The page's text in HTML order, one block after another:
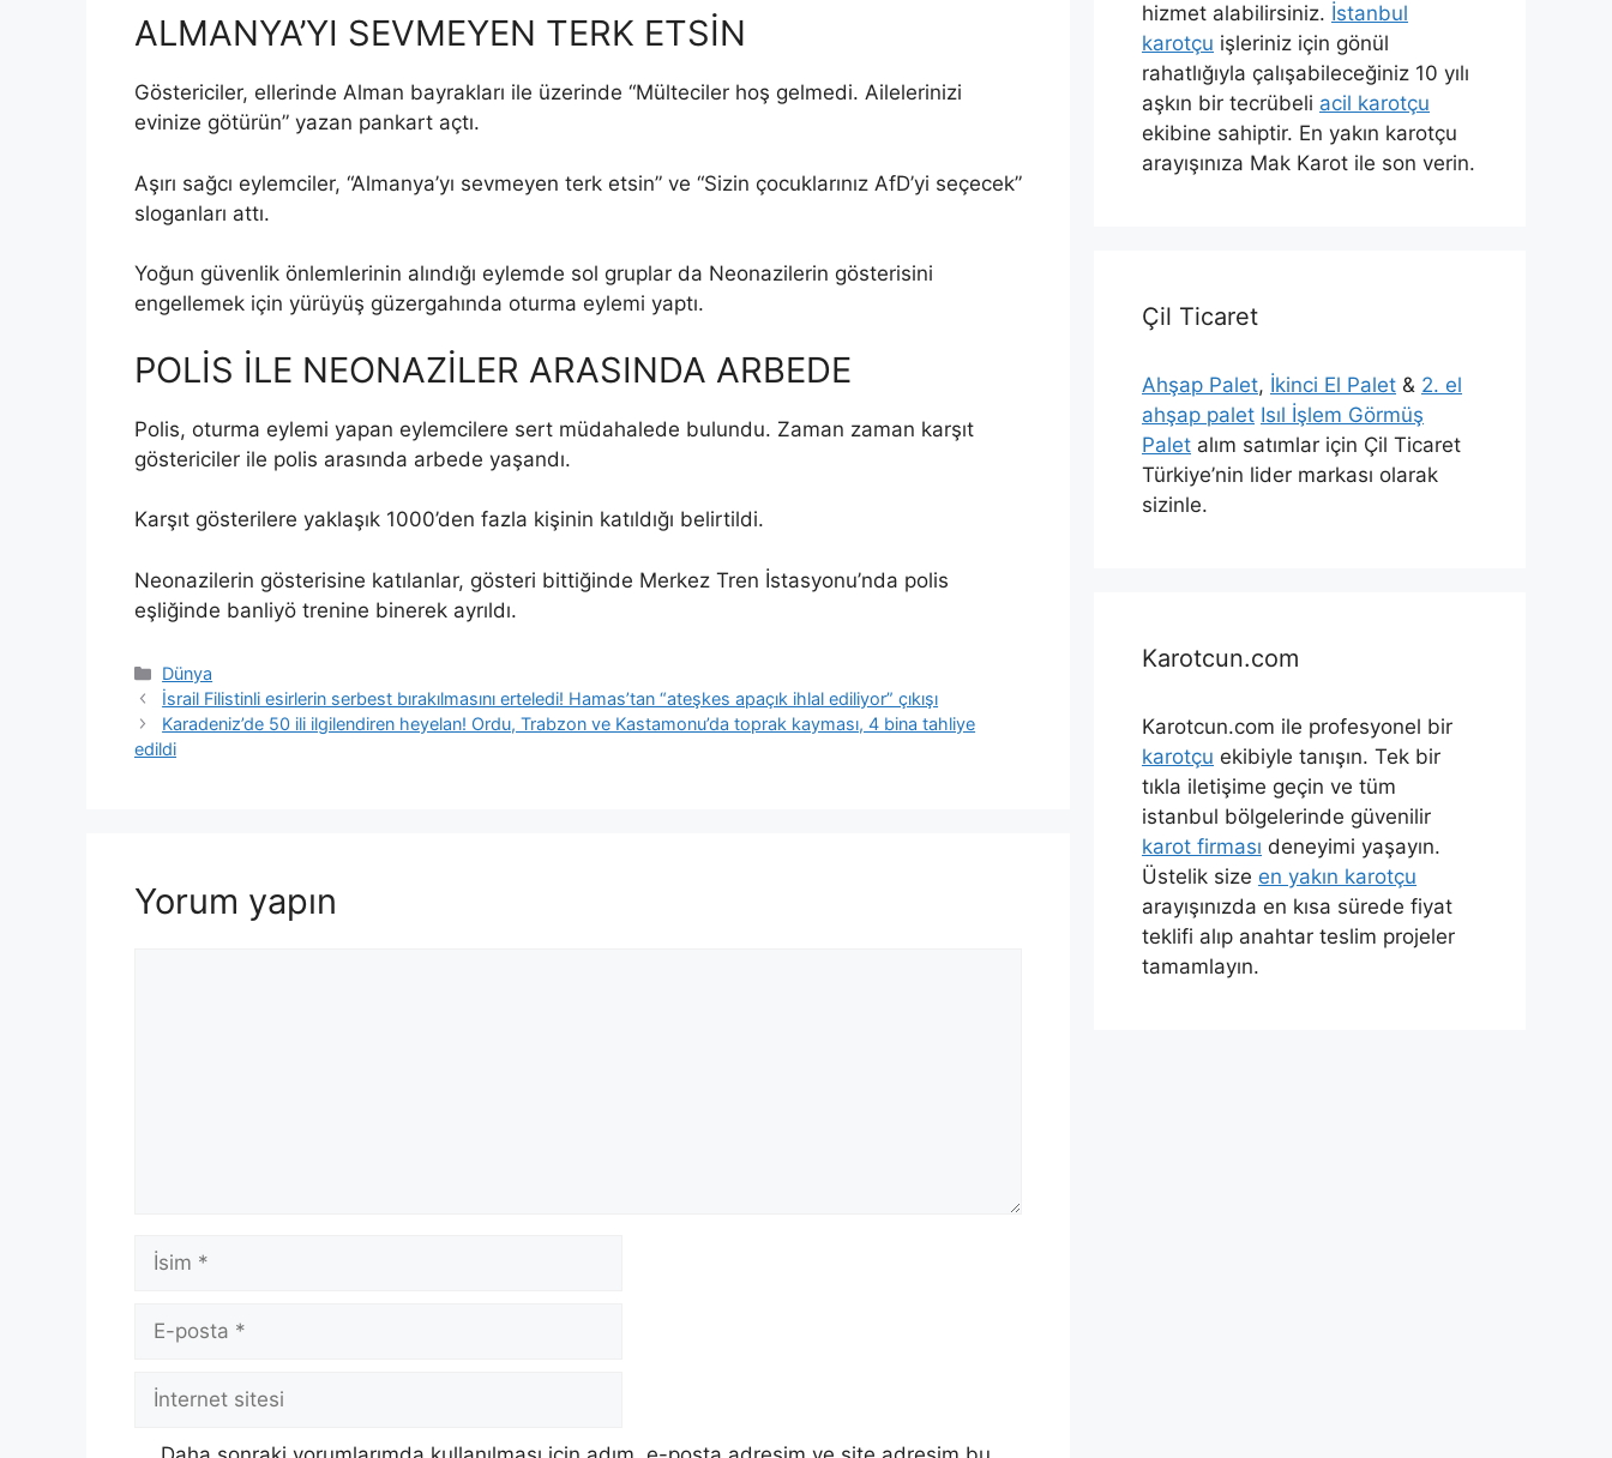
ALMANYA’YI SEVMEYEN TERK ETSİN
Göstericiler, ellerinde Alman bayrakları ile üzerinde “Mülteciler hoş gelmedi. Ailelerinizi
evinize götürün” yazan pankart açtı.
Aşırı sağcı eylemciler, “Almanya’yı sevmeyen terk etsin” ve “Sizin çocuklarınız AfD’yi seçecek”
sloganları attı.
Yoğun güvenlik önlemlerinin alındığı eylemde sol gruplar da Neonazilerin gösterisini
engellemek için yürüyüş güzergahında oturma eylemi yaptı.
POLİS İLE NEONAZİLER ARASINDA ARBEDE
Polis, oturma eylemi yapan eylemcilere sert müdahalede bulundu. Zaman zaman karşıt
göstericiler ile polis arasında arbede yaşandı.
Karşıt gösterilere yaklaşık 1000’den fazla kişinin katıldığı belirtildi.
Neonazilerin gösterisine katılanlar, gösteri bittiğinde Merkez Tren İstasyonu’nda polis
eşliğinde banliyö trenine binerek ayrıldı.​​​​​​​
Kategoriler
Dünya
İsrail Filistinli esirlerin serbest bırakılmasını erteledi! Hamas’tan “ateşkes apaçık ihlal ediliyor” çıkışı
Karadeniz’de 50 ili ilgilendiren heyelan! Ordu, Trabzon ve Kastamonu’da toprak kayması, 4 bina tahliye
edildi
Yorum yapın
İsim
posta
İnternet
sitesi
hizmet alabilirsiniz. İstanbul
karotçu işleriniz için gönül
rahatlığıyla çalışabileceğiniz 10 yılı
aşkın bir tecrübeli acil karotçu
ekibine sahiptir. En yakın karotçu
arayışınıza Mak Karot ile son verin.
Çil Ticaret
Ahşap Palet, İkinci El Palet & 2. el
ahşap palet Isıl İşlem Görmüş
Palet alım satımlar için Çil Ticaret
Türkiye’nin lider markası olarak
sizinle.
Karotcun.com
Karotcun.com ile profesyonel bir
karotçu ekibiyle tanışın. Tek bir
tıkla iletişime geçin ve tüm
istanbul bölgelerinde güvenilir
karot firması deneyimi yaşayın.
Üstelik size en yakın karotçu
arayışınızda en kısa sürede fiyat
teklifi alıp anahtar teslim projeler
tamamlayın.